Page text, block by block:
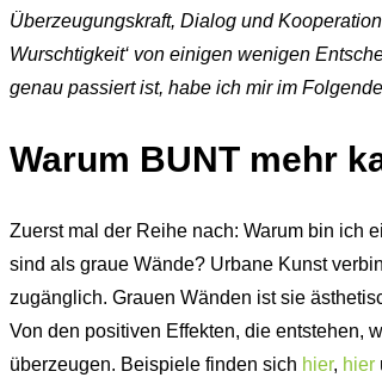
Überzeugungskraft, Dialog und
Wurschtigkeit‘ von einigen wenigen
genau passiert ist, habe ich mir im
Warum BUNT mehr
Zuerst mal der Reihe nach: Warum bin ich
sind als graue Wände? Urbane Kunst
zugänglich. Grauen Wänden ist sie
Von den positiven Effekten, die entstehen,
überzeugen. Beispiele finden sich hier, hier